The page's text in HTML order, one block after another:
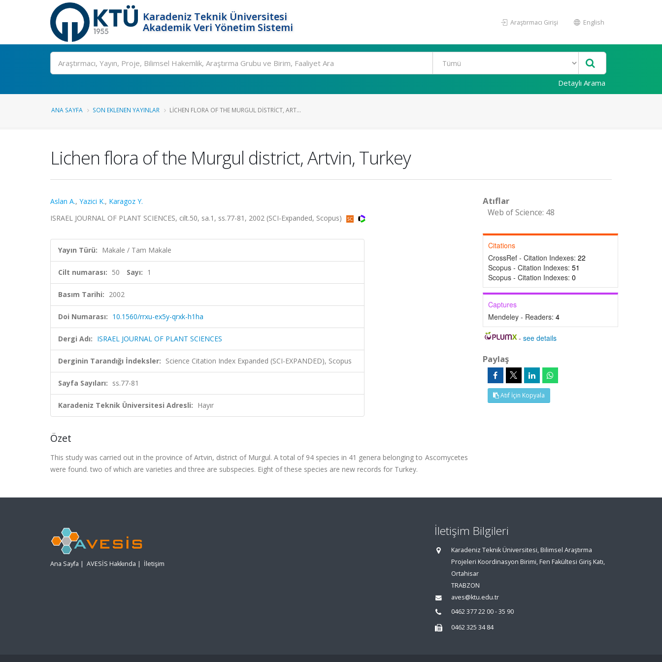
Karadeniz Teknik Üniversitesi
Akademik Veri Yönetim Sistemi
Araştırmacı Girişi English
Ara
Detaylı Arama
ANA SAYFA SON EKLENEN YAYINLAR LICHEN FLORA OF THE MURGUL DISTRICT, ART...
Lichen flora of the Murgul district, Artvin, Turkey
Aslan A., Yazici K., Karagoz Y.
ISRAEL JOURNAL OF PLANT SCIENCES, cilt.50, sa.1, ss.77-81, 2002 (SCI-Expanded, Scopus)
Yayın Türü: Makale / Tam Makale
Cilt numarası: 50 Sayı: 1
Basım Tarihi: 2002
Doi Numarası: 10.1560/rrxu-ex5y-qrxk-h1ha
Dergi Adı: ISRAEL JOURNAL OF PLANT SCIENCES
Derginin Tarandığı İndeksler: Science Citation Index Expanded (SCI-EXPANDED), Scopus
Sayfa Sayıları: ss.77-81
Karadeniz Teknik Üniversitesi Adresli: Hayır
Özet
This study was carried out in the province of Artvin, district of Murgul. A total of 94 species in 41 genera belonging to Ascomycetes
were found. two of which are varieties and three are subspecies. Eight of these species are new records for Turkey.
Atıflar
Web of Science: 48
Citations
CrossRef - Citation Indexes: 22
Scopus - Citation Indexes: 51
Scopus - Citation Indexes: 0
Captures
Mendeley - Readers: 4
-see details
Paylaş
Atıf İçin Kopyala
Ana Sayfa | AVESİS Hakkında | İletişim
İletişim Bilgileri
Karadeniz Teknik Üniversitesi, Bilimsel Araştırma
Projeleri Koordinasyon Birimi, Fen Fakültesi Giriş Katı,
Ortahisar
TRABZON
aves@ktu.edu.tr
0462 377 22 00 - 35 90
0462 325 34 84